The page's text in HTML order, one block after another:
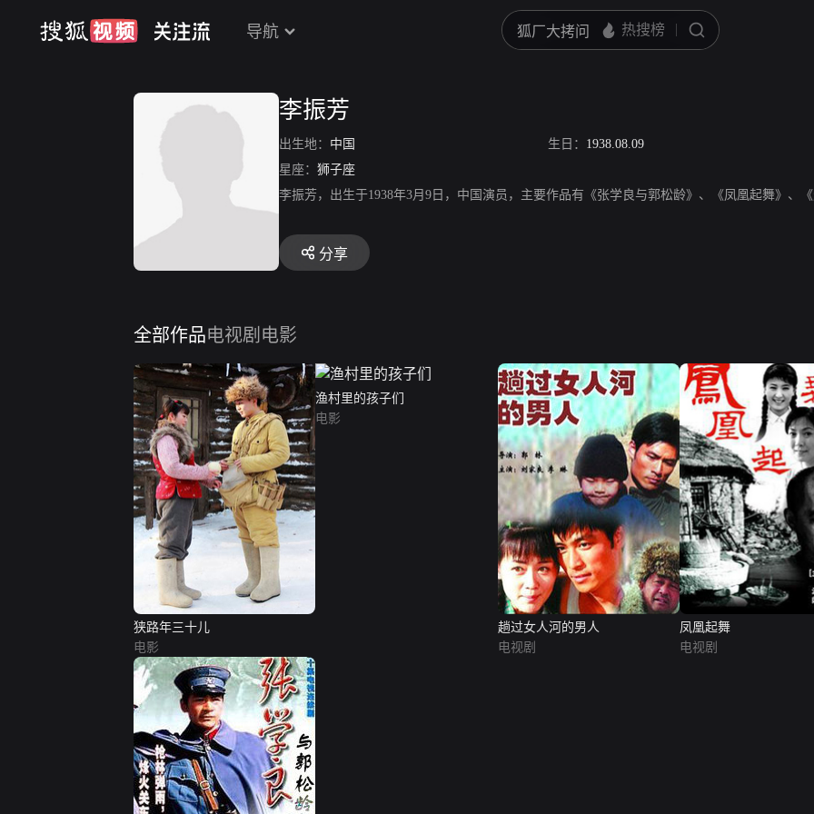
导航
李振芳
出生地： 中国 生日： 1938.08.09
星座： 狮子座
李振芳，出生于1938年3月9日，中国演员，主要作品有《张学良与郭松龄》、《凤凰起舞》、
分享
全部作品电视剧 电影
狭路年三十儿
电影
渔村里的孩子们
电影
趟过女人河的男人
电视剧
凤凰起舞
电视剧